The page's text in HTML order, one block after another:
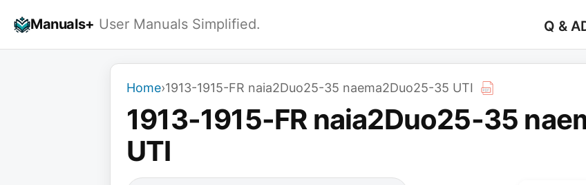
Manuals+ User Manuals Simplified. Q & A
Home›1913-1915-FR naia2Duo25-35 naema2Duo25-35 UTI
1913-1915-FR naia2Duo25-35
UTI